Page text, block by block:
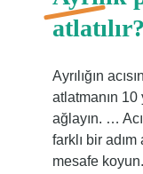
atlatılır?
Ayrılığın
atlatmanın
ağlayın. …
farklı bir
mesafe